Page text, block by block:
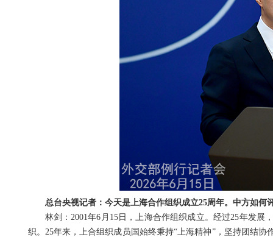
总台央视记者：今天是上海合作组织成立25周年。中方如
林剑：2001年6月15日，上海合作组织成立。经过25年发
织。25年来，上合组织成员国始终秉持“上海精神”，坚持团结